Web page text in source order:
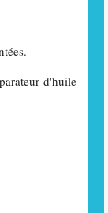
d'huile